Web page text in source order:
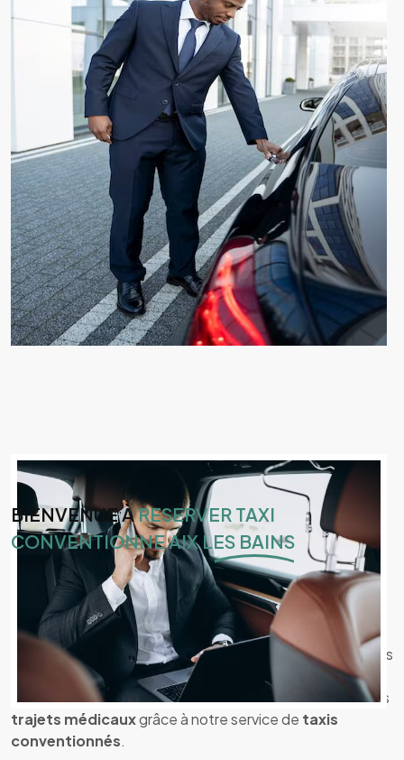
BIENVENUE ÀRESERVER TAXI
CONVENTIONNE AIX LES BAINS
Votre Taxi à Aix-les-Bains :
Conventionné et Polyvalent
Bienvenue sur notre site ! Dirigé par une femme
passionnée par le service client, nous vous proposons des
services de transport personnalisés à
Aix-les-Bainset
dans les environs, avec une attention particulière pour les
trajets médicauxgrâce à notre service de taxis
conventionnés.